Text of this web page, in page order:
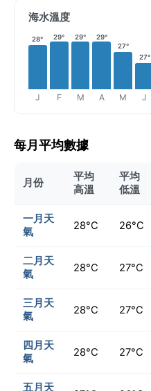
海水溫度
28°
J
29°
F
29°
M
29°
A
27°
M
27°
J
每月平均數據
月份
平均
高溫
平均
低溫
一月天
氣
28°C 26°C
二月天
氣
28°C 27°C
三月天
氣
28°C 27°C
四月天
氣
28°C 27°C
五月天